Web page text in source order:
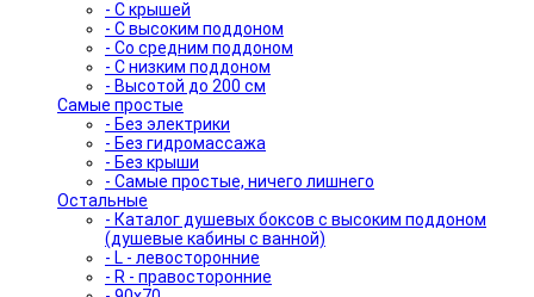
- С крышей
- С высоким поддоном
- Со средним поддоном
- С низким поддоном
- Высотой до 200 см
Самые простые
- Без электрики
- Без гидромассажа
- Без крыши
- Самые простые, ничего лишнего
Остальные
- Каталог душевых боксов с высоким поддоном
(душевые кабины с ванной)
- L - левосторонние
- R - правосторонние